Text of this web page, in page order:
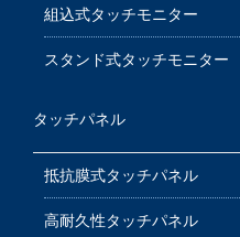
組込式タッチモニター
スタンド式タッチモニタ
タッチパネル
抵抗膜式タッチパネル
高耐久性タッチパネル